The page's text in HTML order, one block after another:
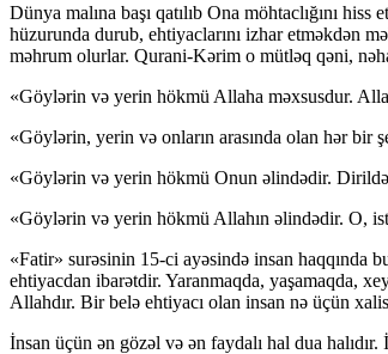
Dünya malına başı qatılıb Ona möhtaclığını
hüzurunda durub, ehtiyaclarını izhar etməkdən
məhrum olurlar. Qurani-Kərim o mütləq qəni,
«Göylərin və yerin hökmü Allaha məxsusdur.
«Göylərin, yerin və onların arasında olan hər bir
«Göylərin və yerin hökmü Onun əlindədir.
«Göylərin və yerin hökmü Allahın əlindədir. O,
«Fatir» surəsinin 15-ci ayəsində insan haqqında
ehtiyacdan ibarətdir. Yaranmaqda, yaşamaqda,
Allahdır. Bir belə ehtiyacı olan insan nə üçün
İnsan üçün ən gözəl və ən faydalı hal dua